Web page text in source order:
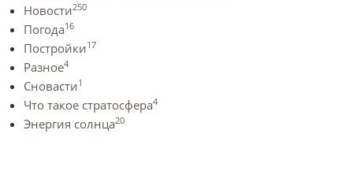
Новости250
Погода16
Постройки17
Разное4
Сновасти1
Что такое стратосфера4
Энергия солнца20